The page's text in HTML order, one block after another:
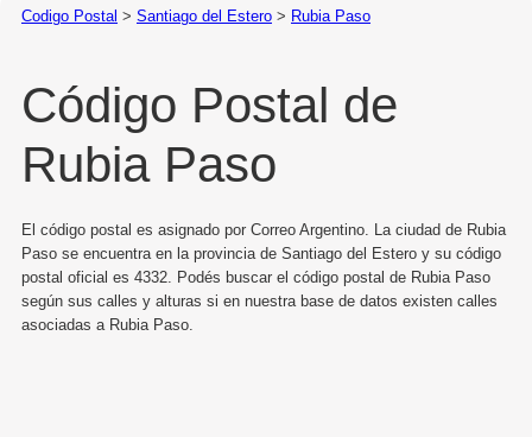
Codigo Postal > Santiago del Estero > Rubia Paso
Código Postal de
Rubia Paso
El código postal es asignado por Correo Argentino. La ciudad de Rubia
Paso se encuentra en la provincia de Santiago del Estero y su código
postal oficial es 4332. Podés buscar el código postal de Rubia Paso
según sus calles y alturas si en nuestra base de datos existen calles
asociadas a Rubia Paso.